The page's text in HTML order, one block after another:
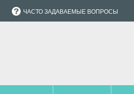
ЧАСТО ЗАДАВАЕМЫЕ ВОПРОСЫ